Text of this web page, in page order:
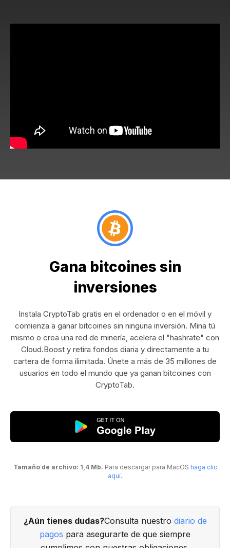
Gana bitcoines sin
inversiones
Instala CryptoTab gratis en el ordenador o en el móvil y
comienza a ganar bitcoines sin ninguna inversión. Mina tú
mismo o crea una red de minería, acelera el "hashrate" con
Cloud.Boost y retira fondos diaria y directamente a tu
cartera de forma ilimitada. Únete a más de 35 millones de
usuarios en todo el mundo que ya ganan bitcoines con
CryptoTab.
Tamaño de archivo: 1,4 Mb. Para descargar para MacOS haga clic
aquí.
¿Aún tienes dudas?Consulta nuestro diario de
pagos para asegurarte de que siempre